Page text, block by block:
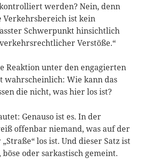
werden? Nein, denn
Verkehrsbereich ist kein
Schwerpunkt hinsichtlich
Verstöße.“
Reaktion unter den engagierten
wahrscheinlich: Wie kann das
die nicht, was hier los ist?
Genauso ist es. In der
offenbar niemand, was auf der
los ist. Und dieser Satz ist
oder sarkastisch gemeint.